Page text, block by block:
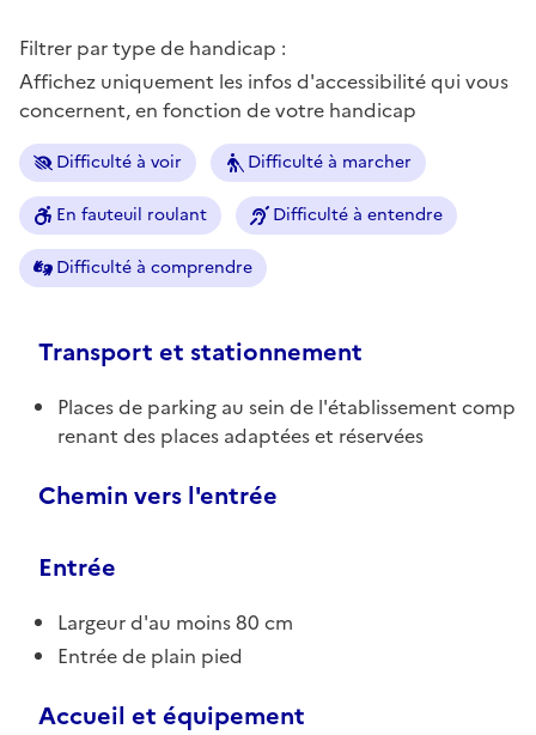
Filtrer par type de handicap :
Affichez uniquement les infos d'accessibilité qui vous
concernent, en fonction de votre handicap
Difficulté à voir Difficulté à marcher
En fauteuil roulant Difficulté à entendre
Difficulté à comprendre
Transport et stationnement
Places de parking au sein de l'établissement comp
renant des places adaptées et réservées
Chemin vers l'entrée
Entrée
Largeur d'au moins 80 cm
Entrée de plain pied
Accueil et équipement